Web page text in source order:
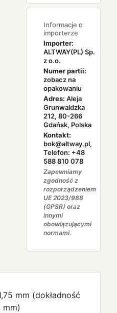
Informacje o
importerze
Importer:
ALTWAY(PL) Sp.
z o.o.
Numer partii:
zobacz na
opakowaniu
Adres: Aleja
Grunwaldzka
212, 80-266
Gdańsk, Polska
Kontakt:
bok@altway.pl,
Telefon: +48
588 810 078
Zapewniamy
zgodność z
rozporządzeniem
UE 2023/988
(GPSR) oraz
innymi
obowiązującymi
normami.
mm (dokładność